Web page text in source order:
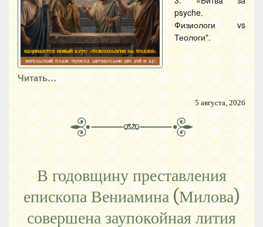
psyche.
Физиологи vs
Теологи".
Читать…
5 августа, 2026
В годовщину преставления
епископа Вениамина (Милова)
совершена заупокойная лития